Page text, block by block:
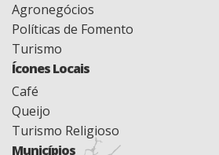
Agronegócios
Políticas de Fomento
Turismo
Ícones Locais
Café
Queijo
Turismo Religioso
Municípios